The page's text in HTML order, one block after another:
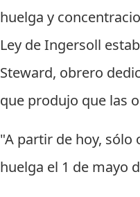
huelga y
Ley de Ingersoll
Steward, obrero
que produjo que las
"A partir de hoy, sólo
huelga el 1 de mayo